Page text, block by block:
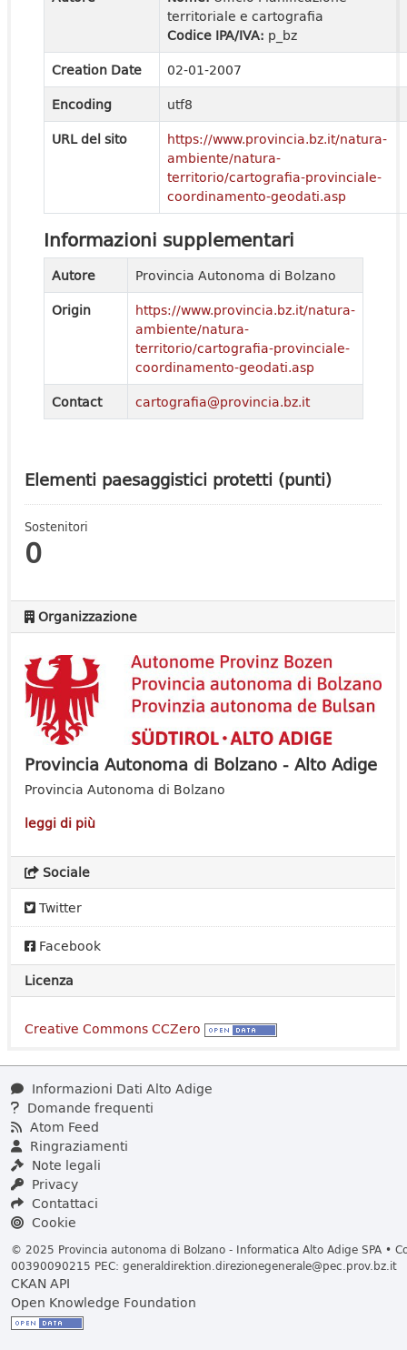
Elementi paesaggistici protetti (punti)
Sostenitori
0
Organizzazione
Provincia Autonoma di Bolzano - Alto Adige
Provincia Autonoma di Bolzano
leggi di più
Sociale
Twitter
Facebook
Licenza
Creative Commons CCZero
territoriale e cartografia
Codice IPA/IVA: p_bz
Creation Date
02-01-2007
Encoding
utf8
URL del sito
https://www.provincia.bz.it/natura-
ambiente/natura-
territorio/cartografia-provinciale-
coordinamento-geodati.asp
Informazioni supplementari
Autore
Provincia Autonoma di Bolzano
Origin
https://www.provincia.bz.it/natura-
ambiente/natura-
territorio/cartografia-provinciale-
coordinamento-geodati.asp
Contact
cartografia@provincia.bz.it
Informazioni Dati Alto Adige
Domande frequenti
Atom Feed
Ringraziamenti
Note legali
Privacy
Contattaci
Cookie
© 2025 Provincia autonoma di Bolzano - Informatica Alto Adige SPA •
00390090215 PEC: generaldirektion.direzionegenerale@pec.prov.bz.it
CKAN API
Open Knowledge Foundation